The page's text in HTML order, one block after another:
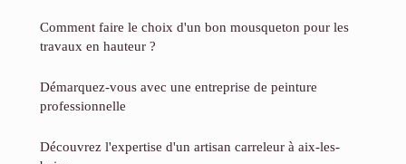
Comment faire le choix d'un bon mousqueton pour les
travaux en hauteur ?
Démarquez-vous avec une entreprise de peinture
professionnelle
Découvrez l'expertise d'un artisan carreleur à aix-les-